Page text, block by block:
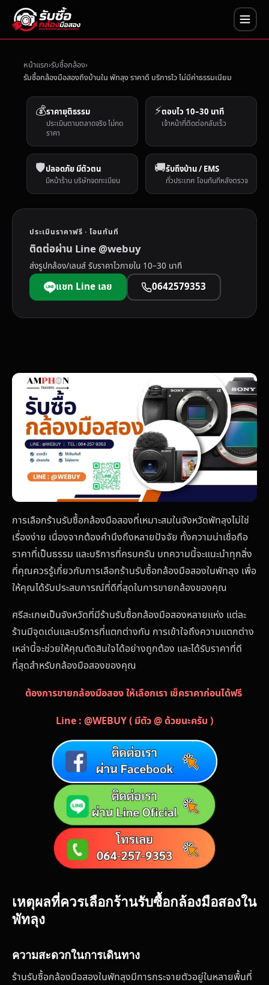
หน้าแรก รับซื้อกล้อง
รับซื้อกล้องมือสองถึงบ้านใน พัทลุง ราคาดี บริการไว ไม่มีค่าธรรมเนียม
💰ราคายุติธรรม
ประเมินตามตลาดจริง ไม่กด
ราคา
⚡ตอบไว 10–30 นาที
เจ้าหน้าที่ติดต่อกลับเร็ว
🛡️ปลอดภัย มีตัวตน
มีหน้าร้าน บริษัทจดทะเบียน
🚚รับถึงบ้าน / EMS
ทั่วประเทศ โอนทันทีหลังตรวจ
ประเมินราคาฟรี · โอนทันที
ติดต่อผ่าน Line @webuy
ส่งรูปกล้อง/เลนส์ รับราคาไวภายใน 10–30 นาที
แชท Line เลย 0642579353
การเลือกร้านรับซื้อกล้องมือสองที่เหมาะสมในจังหวัดพัทลุงไม่ใช่
เรื่องง่าย เนื่องจากต้องคำนึงถึงหลายปัจจัย ทั้งความน่าเชื่อถือ
ราคาที่เป็นธรรม และบริการที่ครบครัน บทความนี้จะแนะนำทุกสิ่ง
ที่คุณควรรู้เกี่ยวกับการเลือกร้านรับซื้อกล้องมือสองในพัทลุง เพื่อ
ให้คุณได้รับประสบการณ์ที่ดีที่สุดในการขายกล้องของคุณ
ศรีสะเกษเป็นจังหวัดที่มีร้านรับซื้อกล้องมือสองหลายแห่ง แต่ละ
ร้านมีจุดเด่นและบริการที่แตกต่างกัน การเข้าใจถึงความแตกต่าง
เหล่านี้จะช่วยให้คุณตัดสินใจได้อย่างถูกต้อง และได้รับราคาที่ดี
ที่สุดสำหรับกล้องมือสองของคุณ
ต้องการขายกล้องมือสอง ให้เลือกเรา เช็คราคาก่อนได้ฟรี
Line : @WEBUY ( มีตัว @ ด้วยนะครับ )
เหตุผลที่ควรเลือกร้านรับซื้อกล้องมือสองใน
พัทลุง
ความสะดวกในการเดินทาง
ร้านรับซื้อกล้องมือสองในพัทลุงมีการกระจายตัวอยู่ในหลายพื้นที่